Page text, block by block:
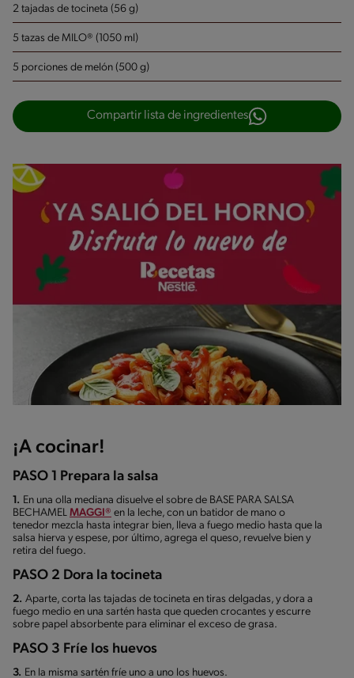
2 tajadas de tocineta (56 g)
5 tazas de MILO® (1050 ml)
5 porciones de melón (500 g)
Compartir lista de ingredientes
¡A cocinar!
PASO 1 Prepara la salsa
1. En una olla mediana disuelve el sobre de BASE PARA SALSA
BECHAMEL MAGGI® en la leche, con un batidor de mano o
tenedor mezcla hasta integrar bien, lleva a fuego medio hasta que la
salsa hierva y espese, por último, agrega el queso, revuelve bien y
retira del fuego.
PASO 2 Dora la tocineta
2. Aparte, corta las tajadas de tocineta en tiras delgadas, y dora a
fuego medio en una sartén hasta que queden crocantes y escurre
sobre papel absorbente para eliminar el exceso de grasa.
PASO 3 Fríe los huevos
3. En la misma sartén fríe uno a uno los huevos.